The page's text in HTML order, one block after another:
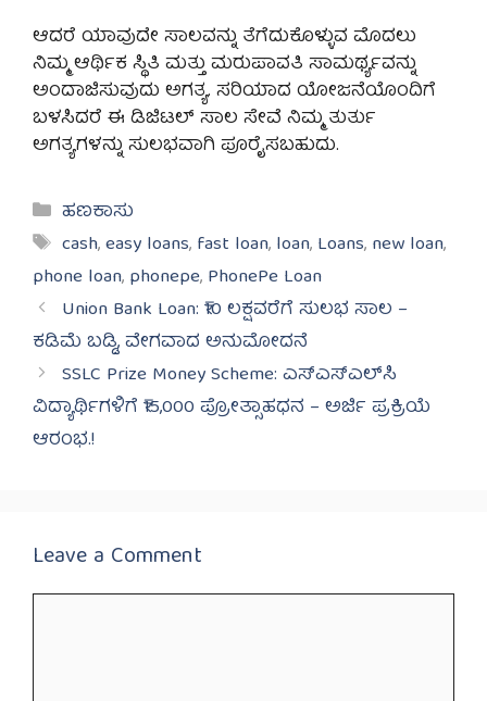
ಆದರೆ ಯಾವುದೇ ಸಾಲವನ್ನು ತೆಗೆದುಕೊಳ್ಳುವ ಮೊದಲು
ನಿಮ್ಮ ಆರ್ಥಿಕ ಸ್ಥಿತಿ ಮತ್ತು ಮರುಪಾವತಿ ಸಾಮರ್ಥ್ಯವನ್ನು
ಅಂದಾಜಿಸುವುದು ಅಗತ್ಯ. ಸರಿಯಾದ ಯೋಜನೆಯೊಂದಿಗೆ
ಬಳಸಿದರೆ ಈ ಡಿಜಿಟಲ್ ಸಾಲ ಸೇವೆ ನಿಮ್ಮ ತುರ್ತು
ಅಗತ್ಯಗಳನ್ನು ಸುಲಭವಾಗಿ ಪೂರೈಸಬಹುದು.
Categories
ಹಣಕಾಸು
Tags
cash,easy loans, fast loan, loan, Loans, new loan,
phone loan, phonepe, PhonePe Loan
Union Bank Loan: ₹10 ಲಕ್ಷವರೆಗೆ ಸುಲಭ ಸಾಲ –
ಕಡಿಮೆ ಬಡ್ಡಿ, ವೇಗವಾದ ಅನುಮೋದನೆ
SSLC Prize Money Scheme: ಎಸ್‌ಎಸ್‌ಎಲ್‌ಸಿ
ವಿದ್ಯಾರ್ಥಿಗಳಿಗೆ ₹15,000 ಪ್ರೋತ್ಸಾಹಧನ – ಅರ್ಜಿ ಪ್ರಕ್ರಿಯೆ
ಆರಂಭ.!
Leave a Comment